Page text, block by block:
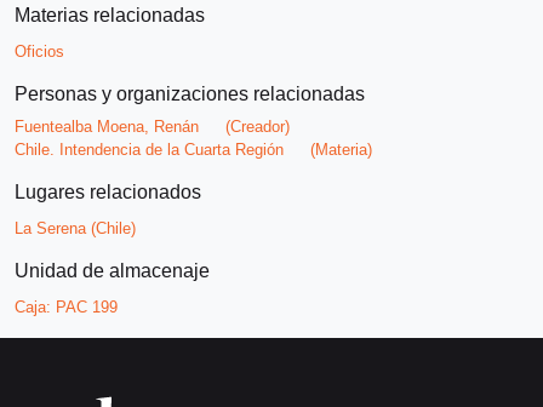
Materias relacionadas
Oficios
Personas y organizaciones relacionadas
Fuentealba Moena, Renán
(Creador)
Chile. Intendencia de la Cuarta Región
(Materia)
Lugares relacionados
La Serena (Chile)
Unidad de almacenaje
Caja: PAC 199